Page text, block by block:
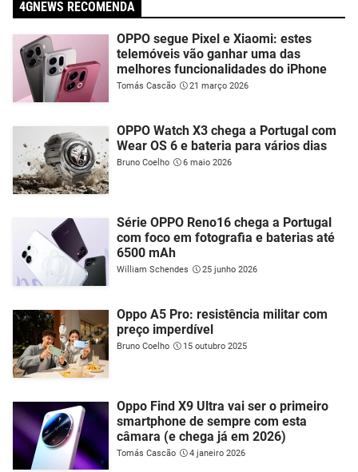
4GNEWS RECOMENDA
OPPO segue Pixel e Xiaomi: estes
telemóveis vão ganhar uma das
melhores funcionalidades do iPhone
Tomás Cascão 21 março 2026
OPPO Watch X3 chega a Portugal com
Wear OS 6 e bateria para vários dias
Bruno Coelho 6 maio 2026
Série OPPO Reno16 chega a Portugal
com foco em fotografia e baterias até
6500 mAh
William Schendes 25 junho 2026
Oppo A5 Pro: resistência militar com
preço imperdível
Bruno Coelho 15 outubro 2025
Oppo Find X9 Ultra vai ser o primeiro
smartphone de sempre com esta
câmara (e chega já em 2026)
Tomás Cascão 4 janeiro 2026